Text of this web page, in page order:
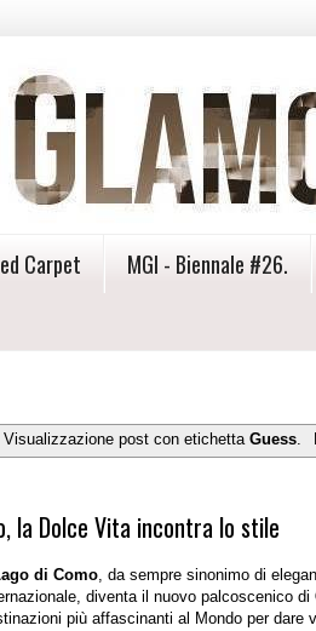
Carpet MGI - Biennale #26.
Visualizzazione post con etichettaGuess.
la Dolce Vita incontra lo stile
di Como, da sempre sinonimo di
diventa il nuovo palcoscenico di
più affascinanti al Mondo per dare